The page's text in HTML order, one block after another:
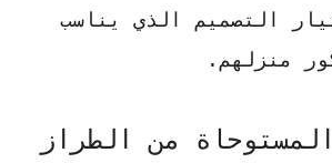
التصميم الذي يناسب
منزلهم.
من الطراز